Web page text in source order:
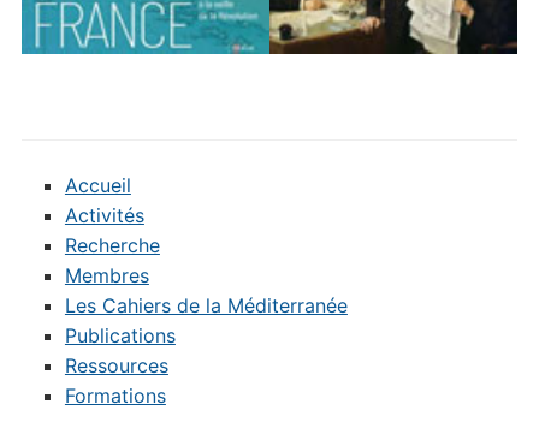
Accueil
Activités
Recherche
Membres
Les Cahiers de la Méditerranée
Publications
Ressources
Formations